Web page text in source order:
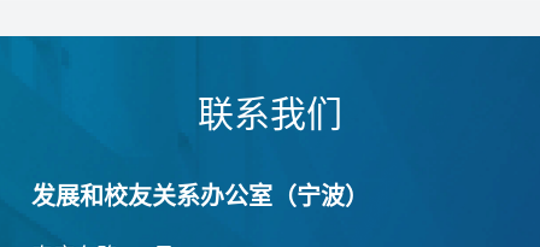
联系我们
发展和校友关系办公室（宁波）